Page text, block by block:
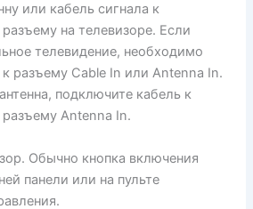
или кабель сигнала к
на телевизоре. Если
телевидение, необходимо
разъему Cable In или Antenna In.
подключите кабель к
Antenna In.
Обычно кнопка включения
панели или на пульте